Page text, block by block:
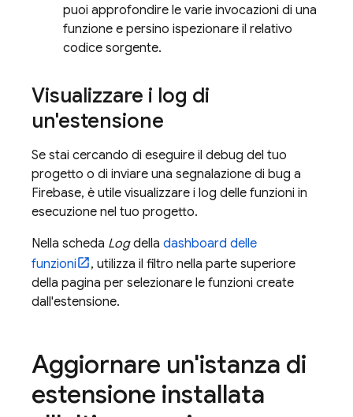
puoi approfondire le varie invocazioni di una
funzione e persino ispezionare il relativo
codice sorgente.
Visualizzare i log di
un'estensione
Se stai cercando di eseguire il debug del tuo
progetto o di inviare una segnalazione di bug a
Firebase, è utile visualizzare i log delle funzioni in
esecuzione nel tuo progetto.
Nella scheda Logdella dashboard delle
funzioni
, utilizza il filtro nella parte superiore
della pagina per selezionare le funzioni create
dall'estensione.
Aggiornare un'istanza di
estensione installata